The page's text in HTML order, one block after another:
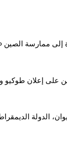
ممارسة الصين
على إعلان طوكيو
الدولة